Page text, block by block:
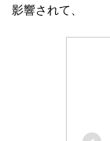
影響されて、